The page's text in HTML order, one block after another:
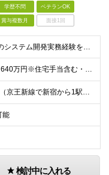
学歴不問 ベテランOK
賞与複数月 面接1回
◆学歴不問 ◆何らかのシステム開発実務経験をお持ちの方 （目安2年以上／開発言語や担当工程は不問です） ※AI分野における開発業務の経験・知見をお持ちの方は歓迎いたします！ ＜このような方をお待ちし
≪年収例：423万円～640万円※住宅手当含む・残業代除く≫ ◆賞与年4カ月分支給 ※昨年度実績 ◆住宅手当・退職金制度・持株会など各種制度や手当が充実！ 月給24万800円～37万8,050円＋賞
◆初台駅から徒歩3分（京王新線で新宿から1駅！） ◆リモートワーク／フリーアドレス制度あり ◆出張転勤なし 【リゾートトラスト 東京本社】 東京都渋谷区代々木4-36-19 リゾートトラスト東京ビル
能
検討中に入れる